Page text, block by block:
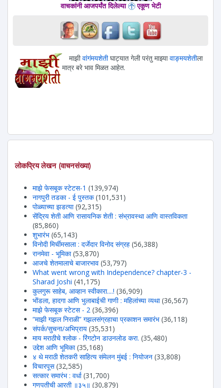
वाचकांनी आजपर्यंत दिलेल्या एकूण भेटी
माझीवांगंमयशेतीघाट्यात गेली परंतु माझ्यावाङ्मयशेतीला
मात्र बरे भाव मिळत आहेत.
लोकप्रिय लेखन (वाचनसंख्या)
माझे फेसबूक स्टेटस-1 (139,974)
नागपुरी तडका - ई पुस्तक (101,531)
पोळ्याच्या झडत्या (92,315)
सेंद्रिय शेती आणि रासायनिक शेती : संभ्रावस्था आणि वास्तविकता
(85,860)
शुभारंभ (65,143)
विनोदी मिर्चीमसाला : दर्जेदार विनोद संग्रह (56,388)
रानमेवा - भूमिका (53,870)
आजचे शेतमालाचे बाजारभाव (53,797)
What went wrong with Independence? chapter-3 -
Sharad Joshi (41,175)
कुलगुरू साहेब, आव्हान स्वीकारा....! (36,909)
भोंडला, हादगा आणि भुलाबाईची गाणी : महिलांच्या व्यथा (36,567)
माझे फेसबूक स्टेटस - 2 (36,396)
“माझी गझल निराळी” गझलसंग्रहाचा प्रकाशन समारंभ (36,118)
संपर्क/सुचना/अभिप्राय (35,531)
माय मराठीचे श्लोक - रिंगटोन डाउनलोड करा. (35,480)
उद्देश आणि भूमिका (35,168)
४ थे मराठी शेतकरी साहित्य संमेलन मुंबई : नियोजन (33,808)
विचारपूस (32,585)
सत्कार समारंभ : वर्धा (31,700)
गणपतीची आरती ॥३५॥ (30,879)